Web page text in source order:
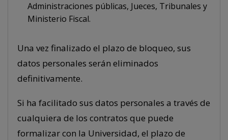
Administraciones públicas, Jueces, Tribunales y
Ministerio Fiscal.
Una vez finalizado el plazo de bloqueo, sus
datos personales serán eliminados
definitivamente.
Si ha facilitado sus datos personales a través de
cualquiera de los contratos que puede
formalizar con la Universidad, el plazo de